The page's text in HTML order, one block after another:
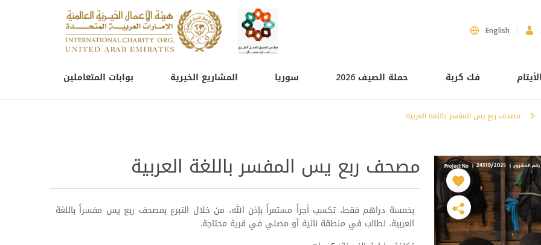
English
فك كربة حملة الصيف 2026 سوريا المشاريع الخيرية
مصحف ربع يس المفسر باللغة العربية
مصحف ربع يس المفسر باللغة العربية
بخمسة دراهم فقط، تكسب أجراً مستمراً بإذن الله، من خلال التبرع بمصحف ربع يس مفسراً باللغة
العربية، لطالب في منطقة نائية أو مصلي في قرية محتاجة.